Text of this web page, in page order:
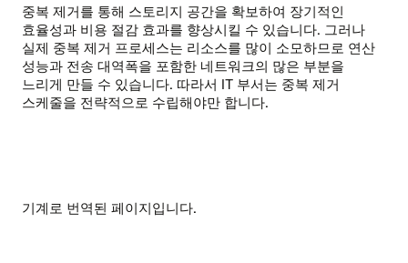
중복 제거를 통해 스토리지 공간을 확보하여 장기적인
효율성과 비용 절감 효과를 향상시킬 수 있습니다. 그러나
실제 중복 제거 프로세스는 리소스를 많이 소모하므로 연산
성능과 전송 대역폭을 포함한 네트워크의 많은 부분을
느리게 만들 수 있습니다. 따라서 IT 부서는 중복 제거
스케줄을 전략적으로 수립해야만 합니다.
기계로 번역된 페이지입니다.